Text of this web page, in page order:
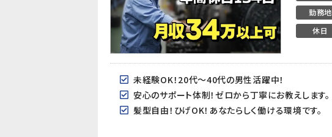
勤務地
休日
未経験OK！20代～40代の男性活躍中！
安心のサポート体制！ゼロから丁寧にお教えします。
髪型自由！ひげOK！あなたらしく働ける環境です。